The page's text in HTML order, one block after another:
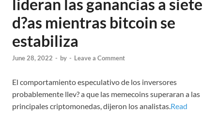
lideran las ganancias a siete
d?as mientras bitcoin se
estabiliza
June 28, 2022 - by - Leave a Comment
El comportamiento especulativo de los inversores
probablemente llev? a que las memecoins superaran a las
principales criptomonedas, dijeron los analistas.Read